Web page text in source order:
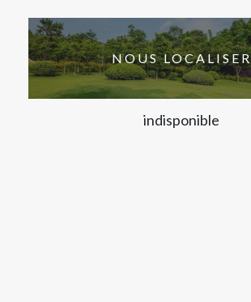
NOUS LOCALISER
indisponible